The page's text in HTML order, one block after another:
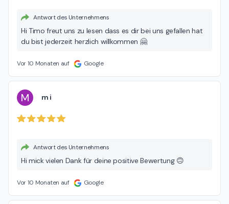
Antwort des Unternehmens
Hi Timo freut uns zu lesen dass es dir bei uns gefallen hat
du bist jederzeit herzlich willkommen 🤗
Vor 10 Monaten auf Google
M m i
Antwort des Unternehmens
Hi mick vielen Dank für deine positive Bewertung 🙃
Vor 10 Monaten auf Google